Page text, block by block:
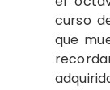
curso
que